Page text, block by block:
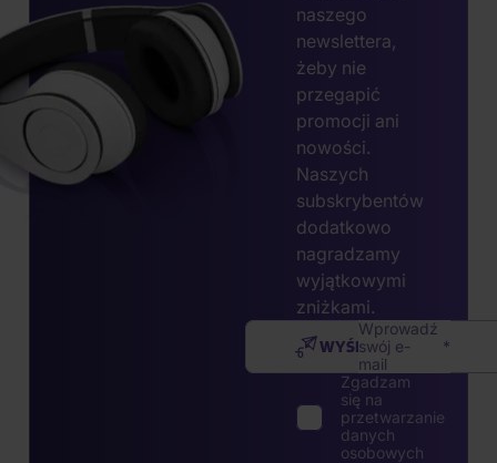
naszego
newslettera,
żeby nie
przegapić
promocji ani
nowości.
Naszych
subskrybentów
dodatkowo
nagradzamy
wyjątkowymi
zniżkami.
Wprowadź
swój e-
mail
WYŚLIJ
Zgadzam
się na
przetwarzanie
danych
osobowych